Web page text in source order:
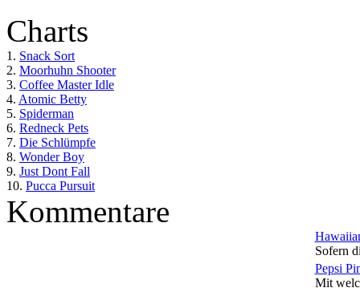
Charts
1. Snack Sort
2. Moorhuhn Shooter
3. Coffee Master Idle
4. Atomic Betty
5. Spiderman
6. Redneck Pets
7. Die Schlümpfe
8. Wonder Boy
9. Just Dont Fall
10. Pucca Pursuit
Kommentare
Sofern
Pepsi
Mit